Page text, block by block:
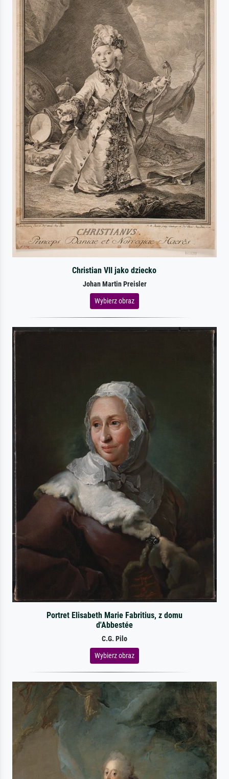
Christian VII jako dziecko
Johan Martin Preisler
Wybierz obraz
Portret Elisabeth Marie Fabritius, z domu
d'Abbestée
C.G. Pilo
Wybierz obraz